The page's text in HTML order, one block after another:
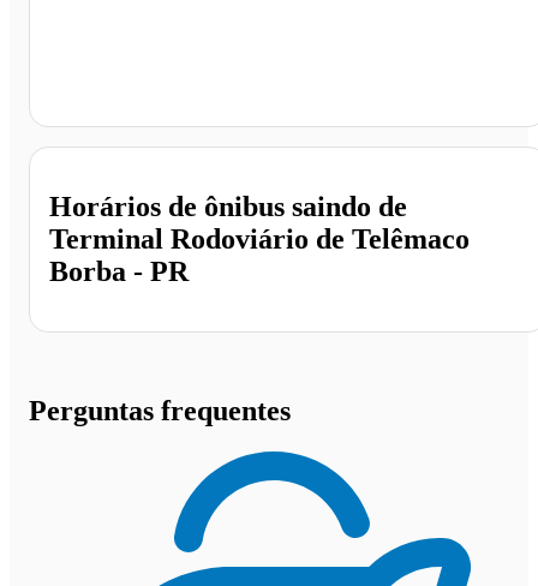
Horários de ônibus saindo de
Terminal Rodoviário de Telêmaco
Borba - PR
Perguntas frequentes